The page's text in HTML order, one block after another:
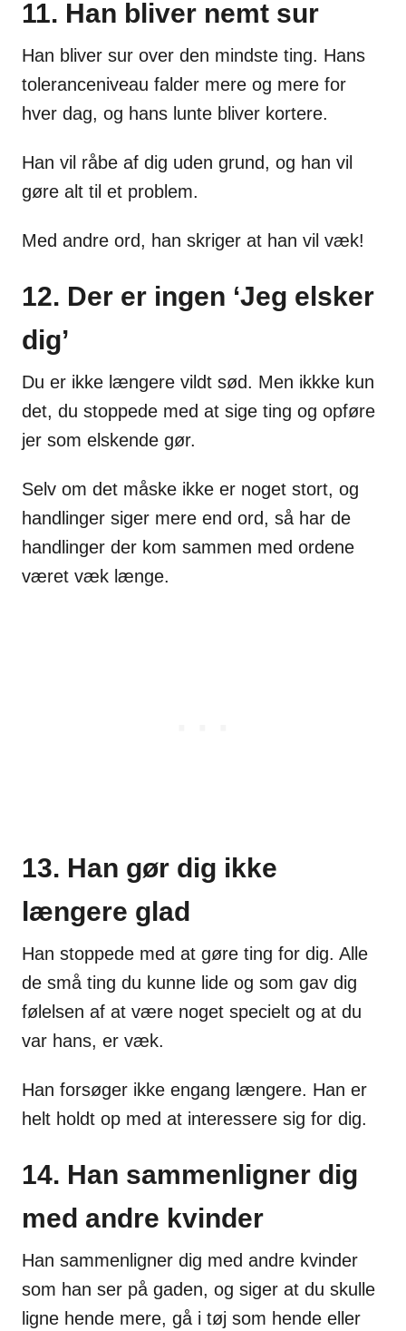
11. Han bliver nemt sur
Han bliver sur over den mindste ting. Hans
toleranceniveau falder mere og mere for
hver dag, og hans lunte bliver kortere.
Han vil råbe af dig uden grund, og han vil
gøre alt til et problem.
Med andre ord, han skriger at han vil væk!
12. Der er ingen ‘Jeg elsker
dig’
Du er ikke længere vildt sød. Men ikkke kun
det, du stoppede med at sige ting og opføre
jer som elskende gør.
Selv om det måske ikke er noget stort, og
handlinger siger mere end ord, så har de
handlinger der kom sammen med ordene
været væk længe.
13. Han gør dig ikke
længere glad
Han stoppede med at gøre ting for dig. Alle
de små ting du kunne lide og som gav dig
følelsen af at være noget specielt og at du
var hans, er væk.
Han forsøger ikke engang længere. Han er
helt holdt op med at interessere sig for dig.
14. Han sammenligner dig
med andre kvinder
Han sammenligner dig med andre kvinder
som han ser på gaden, og siger at du skulle
ligne hende mere, gå i tøj som hende eller